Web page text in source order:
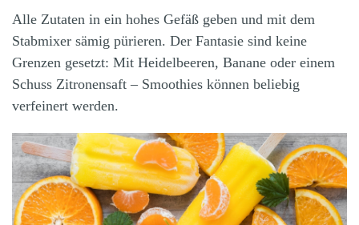
Alle Zutaten in ein hohes Gefäß geben und mit dem
Stabmixer sämig pürieren. Der Fantasie sind keine
Grenzen gesetzt: Mit Heidelbeeren, Banane oder einem
Schuss Zitronensaft – Smoothies können beliebig
verfeinert werden.